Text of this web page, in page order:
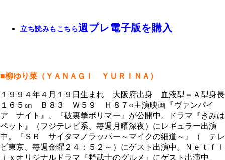
立ち読みもこちら週プレ電子版を購入
■柳ゆり菜（ＹＡＮＡＧＩ ＹＵＲＩＮＡ）
１９９４年４月１９日生まれ 大阪府出身 血液型＝Ａ型身長
１６５㎝ Ｂ８３ Ｗ５９ Ｈ８７○主演映画『ヴァンパイ
ア ナイト』、『破裏拳ポリマー』が公開中。ドラマ『きみは
ペット』（フジテレビ系、毎週月曜深夜）にレギュラー出演
中。『ＳＲ サイタマノラッパー～マイクの細道～』（ テレ
ビ東京、毎週金曜２４：５２～）にゲスト出演中。Ｎｅｔｆｌ
ｉｘオリジナルドラマ『野武士のグルメ』にゲスト出演中、